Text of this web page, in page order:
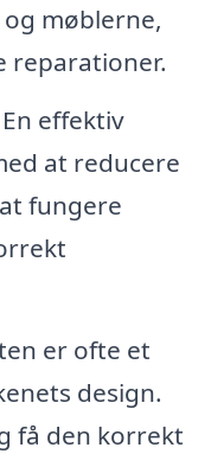
møblerne,
reparationer.
En effektiv
at reducere
fungere
er ofte et
design.
få den korrekt